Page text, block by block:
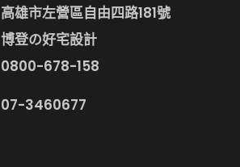
高雄市左營區自由四路181號
博登の好宅設計
0800-678-158
07-3460677